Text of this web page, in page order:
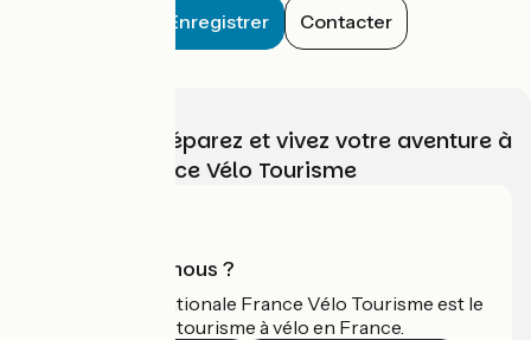
Enregistrer Contacter
Choisissez, préparez et vivez votre aventure à
vélo avec France Vélo Tourisme
Qui sommes-nous ?
L'association nationale France Vélo Tourisme est le
guide officiel du tourisme à vélo en France.